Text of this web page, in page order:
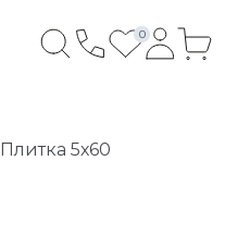
0
Плитка 5х60